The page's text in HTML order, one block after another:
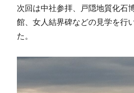
次回は中社参拝、戸隠地質化石
館、女人結界碑などの見学を行
た。